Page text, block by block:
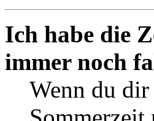
Ich habe die
immer noch
Wenn du